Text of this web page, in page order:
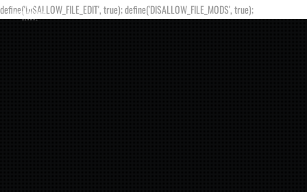
define('DISALLOW_FILE_EDIT', true); define('DISALLOW_FILE_MODS', true);